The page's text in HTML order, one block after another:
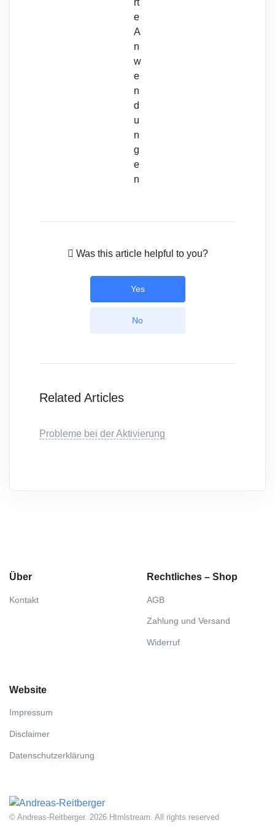
e
A
n
w
e
n
d
u
n
g
e
n
Was this article helpful to you?
Yes
No
Related Articles
Probleme bei der Aktivierung
Über
Kontakt
Rechtliches – Shop
AGB
Zahlung und Versand
Widerruf
Website
Impressum
Disclaimer
Datenschutzerklärung
© Andreas-Reitberger. 2026 Htmlstream. All rights reserved